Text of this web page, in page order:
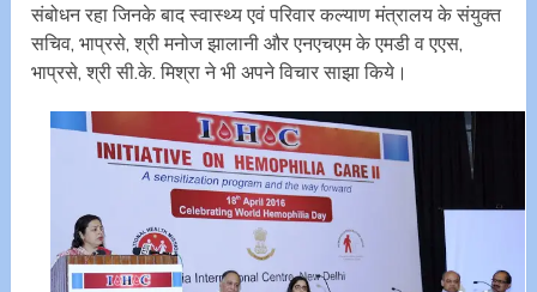
संबोधन रहा जिनके बाद स्वास्थ्य एवं परिवार कल्याण मंत्रालय के संयुक्त
सचिव, भाप्रसे, श्री मनोज झालानी और एनएचएम के एमडी व एएस,
भाप्रसे, श्री सी.के. मिश्रा ने भी अपने विचार साझा किये।